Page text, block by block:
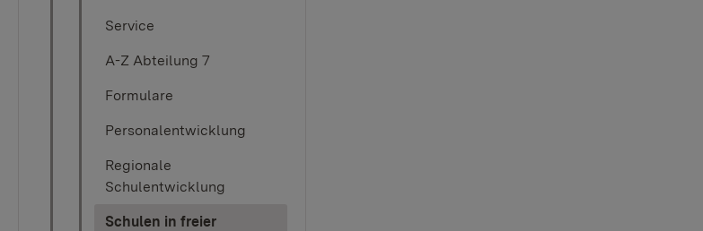
Service
A-Z Abteilung 7
Formulare
Personalentwicklung
Regionale
Schulentwicklung
Schulen in freier